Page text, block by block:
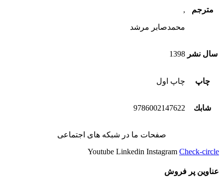
مترجم
,
محمدصابر مرشد
سال نشر 1398
چاپ چاپ اول
شابك 9786002147622
صفحات ما در شبکه های اجتماعی
Youtube Linkedin Instagram Check-circle
عناوین پر فروش